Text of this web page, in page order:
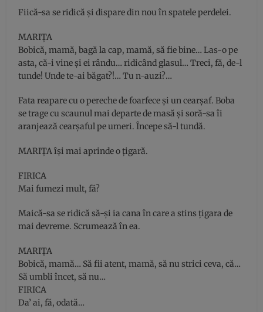
Fiică-sa se ridică şi dispare din nou în spatele perdelei.
MARIŢA
Bobică, mamă, bagă la cap, mamă, să fie bine… Las-o pe
asta, că-i vine şi ei rându… ridicând glasul… Treci, fă, de-l
tunde! Unde te-ai băgat?!… Tu n-auzi?…
Fata reapare cu o pereche de foarfece şi un cearşaf. Boba
se trage cu scaunul mai departe de masă şi soră-sa îi
aranjează cearşaful pe umeri. Începe să-l tundă.
MARIŢA îşi mai aprinde o ţigară.
FIRICA
Mai fumezi mult, fă?
Maică-sa se ridică să-şi ia cana în care a stins ţigara de
mai devreme. Scrumează în ea.
MARIŢA
Bobică, mamă… Să fii atent, mamă, să nu strici ceva, că…
Să umbli încet, să nu…
FIRICA
Da’ ai, fă, odată…